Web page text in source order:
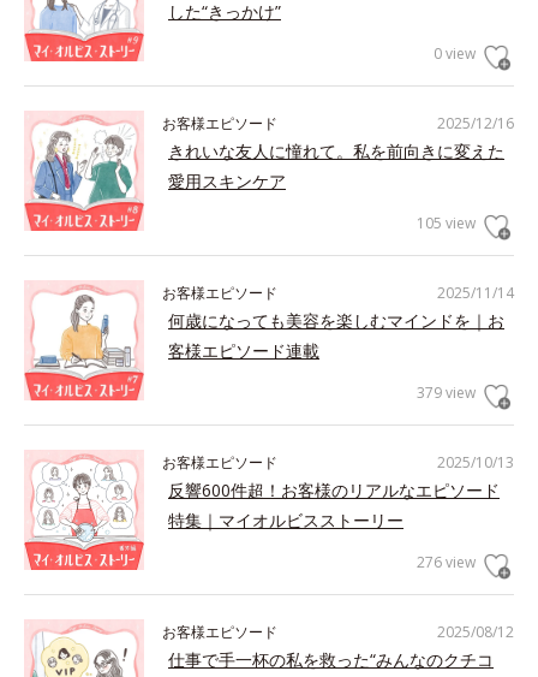
した“きっかけ”
0 view
2025/12/16
お客様エピソード
きれいな友人に憧れて。私を前向きに変えた
愛用スキンケア
105 view
2025/11/14
お客様エピソード
何歳になっても美容を楽しむマインドを｜お
客様エピソード連載
379 view
2025/10/13
お客様エピソード
反響600件超！お客様のリアルなエピソード
特集｜マイオルビスストーリー
276 view
2025/08/12
お客様エピソード
仕事で手一杯の私を救った“みんなのクチコ